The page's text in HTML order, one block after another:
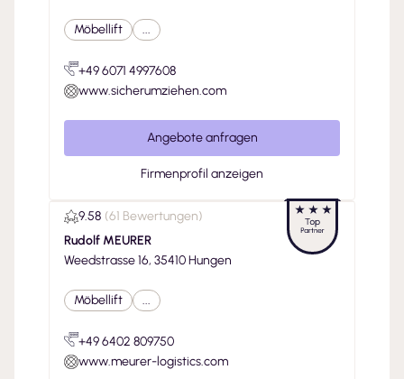
Möbellift ...
+49 6071 4997608
www.sicherumziehen.com
Angebote anfragen
Firmenprofil anzeigen
9.58 (61 Bewertungen)
Rudolf MEURER
Weedstrasse 16, 35410 Hungen
Möbellift ...
+49 6402 809750
www.meurer-logistics.com